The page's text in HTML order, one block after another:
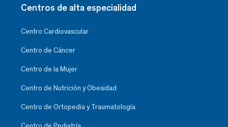
Centros de alta especialidad
Centro Cardiovascular
Centro de Cáncer
Centro de la Mujer
Centro de Nutrición y Obesidad
Centro de Ortopedia y Traumatología